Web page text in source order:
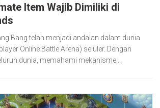
Item Wajib Dimiliki di
Bang telah menjadi andalan dalam dunia
Online Battle Arena) seluler. Dengan
dunia, memahami mekanisme...